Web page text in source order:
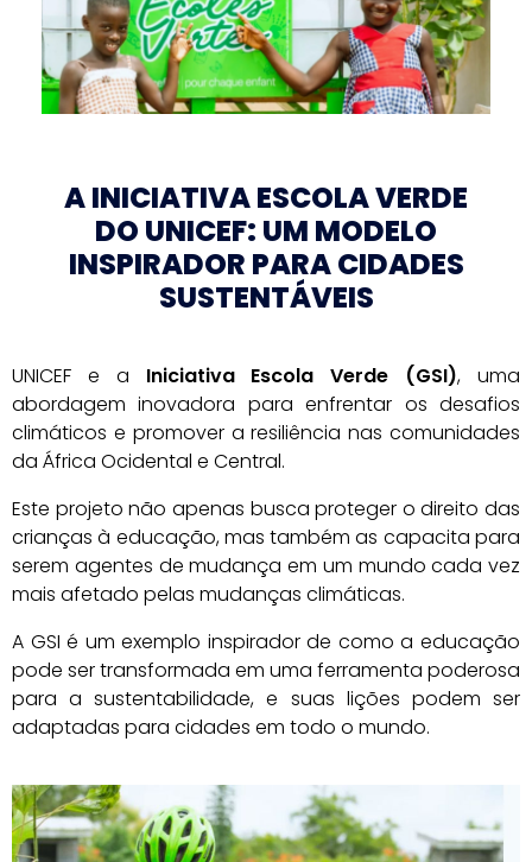
A INICIATIVA ESCOLA VERDE
DO UNICEF: UM MODELO
INSPIRADOR PARA CIDADES
SUSTENTÁVEIS
UNICEF e a Iniciativa Escola Verde (GSI), uma
abordagem inovadora para enfrentar os desafios
climáticos e promover a resiliência nas comunidades
da África Ocidental e Central.
Este projeto não apenas busca proteger o direito das
crianças à educação, mas também as capacita para
serem agentes de mudança em um mundo cada vez
mais afetado pelas mudanças climáticas.
A GSI é um exemplo inspirador de como a educação
pode ser transformada em uma ferramenta poderosa
para a sustentabilidade, e suas lições podem ser
adaptadas para cidades em todo o mundo.